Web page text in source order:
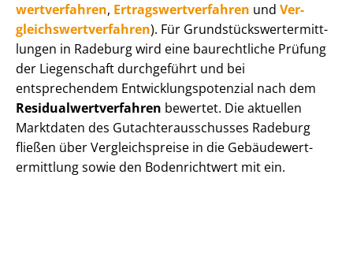
wert­ver­fah­ren, Er­trags­wert­ver­fah­ren und Ver­
gleichs­wert­ver­fah­ren). Für Grund­stücks­wert­ermitt­
lun­gen in Radeburg wird eine baurechtliche Prüfung
der Liegenschaft durchgeführt und bei
entsprechendem Ent­wick­lungs­po­ten­zi­al nach dem
Re­si­du­al­wert­ver­fah­ren bewertet. Die aktuellen
Marktdaten des Gut­ach­ter­aus­schus­ses Radeburg
fließen über Ver­gleichs­prei­se in die Ge­bäu­de­wert­
ermitt­lung sowie den Bodenrichtwert mit ein.